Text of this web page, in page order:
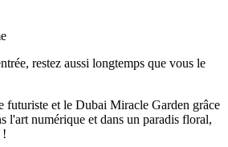
restez aussi longtemps que vous le
et le Dubai Miracle Garden grâce
l'art numérique et dans un paradis floral,
!